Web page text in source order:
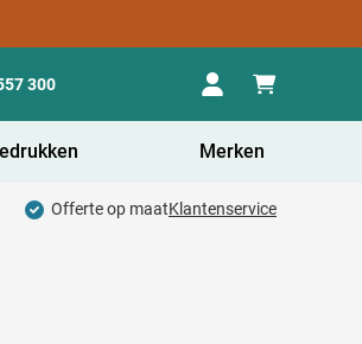
300
Merken
Offerte op maatKlantenservice